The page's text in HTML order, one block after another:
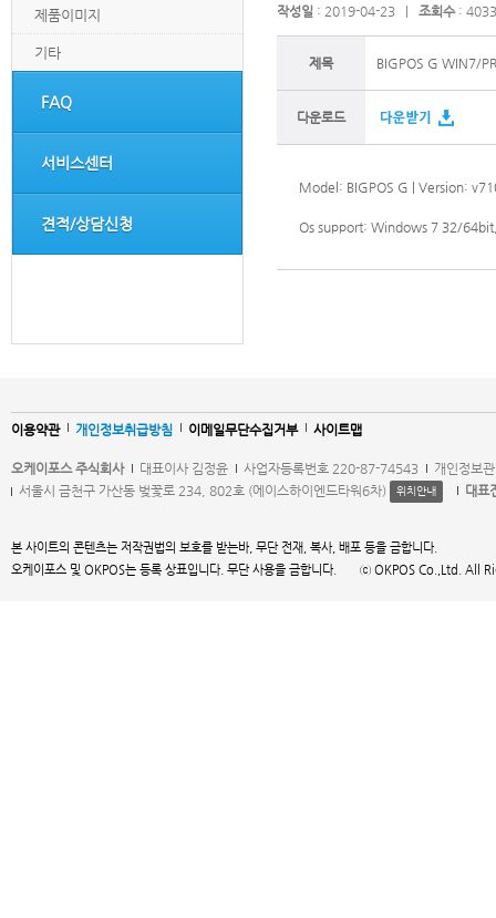
제품이미지
기타
FAQ
서비스센터
견적/상담신청
작성일 : 2019-04-23 | 조회수: 4033
제목 BIGPOS G WIN7/
다운로드
Model: BIGPOS G | Version:
Os support: Windows 7 32/
이용약관 개인정보취급방침 이메일무단수집거부 사이트맵
오케이포스 주식회사 대표이사 김정윤 사업자등록번호 220-87-74543
개인정보
서울시 금천구 가산동 벚꽃로 234, 802호 (에이스하이엔드타워6차)
위치안내 대표
본 사이트의 콘텐츠는 저작권법의 보호를 받는바, 무단 전재, 복사, 배포 등을 금합니다.
오케이포스 및 OKPOS는 등록 상표입니다. 무단 사용을 금합니다. ⓒ OKPOS Co.,Ltd. All